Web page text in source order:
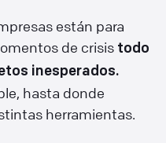
están para
de crisis todo
inesperados.
hasta donde
herramientas.